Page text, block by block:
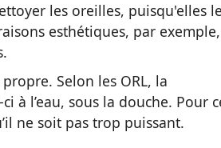
les oreilles, puisqu'elles le
esthétiques, par
Selon les ORL, la
à l’eau, sous la douche. Pour
ne soit pas trop puissant.